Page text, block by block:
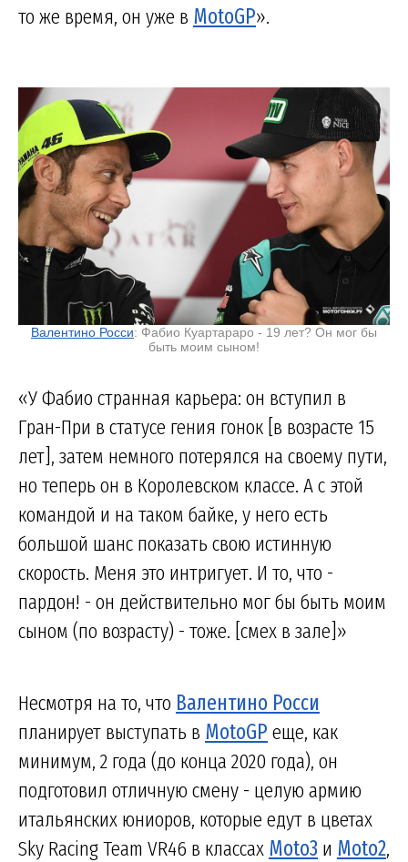
то же время, он уже в MotoGP».
Валентино Росси: Фабио Куартараро - 19 лет? Он мог бы
быть моим сыном!
«У Фабио странная карьера: он вступил в
Гран-При в статусе гения гонок [в возрасте 15
лет], затем немного потерялся на своему пути,
но теперь он в Королевском классе. А с этой
командой и на таком байке, у него есть
большой шанс показать свою истинную
скорость. Меня это интригует. И то, что -
пардон! - он действительно мог бы быть моим
сыном (по возрасту) - тоже. [смех в зале]»
Несмотря на то, что Валентино Росси
планирует выступать в MotoGP еще, как
минимум, 2 года (до конца 2020 года), он
подготовил отличную смену - целую армию
итальянских юниоров, которые едут в цветах
Sky Racing Team VR46 в классах Moto3 и Moto2,